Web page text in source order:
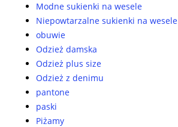
Modne sukienki na wesele
Niepowtarzalne sukienki na wesele
obuwie
Odzież damska
Odzież plus size
Odzież z denimu
pantone
paski
Piżamy